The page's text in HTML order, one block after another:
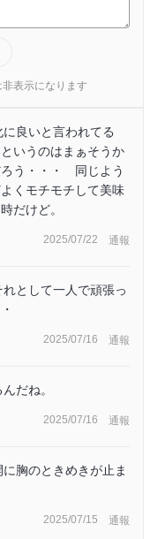
表示になります
良いと言われてる
いうのはまぁそうか
ろう・・・ 同じよう
くモチモチして美味
だけど。
2025/07/22 通報
として一人で頑張っ
2025/07/16 通報
だね。
2025/07/16 通報
胸のときめきが止ま
2025/07/15 通報